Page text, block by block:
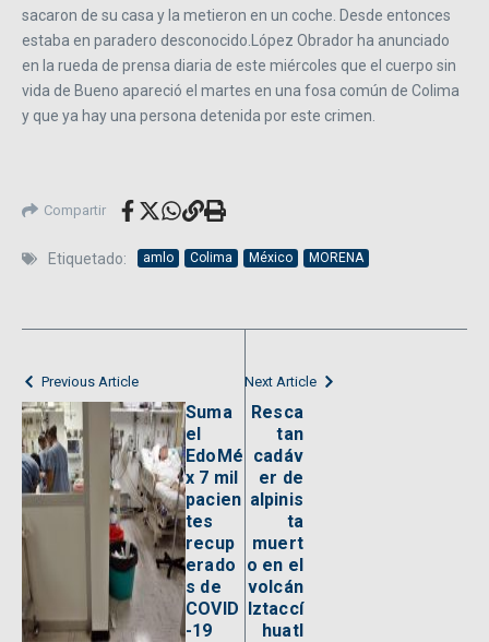
sacaron de su casa y la metieron en un coche. Desde entonces
estaba en paradero desconocido.López Obrador ha anunciado
en la rueda de prensa diaria de este miércoles que el cuerpo sin
vida de Bueno apareció el martes en una fosa común de Colima
y que ya hay una persona detenida por este crimen.
Compartir
Etiquetado: amlo Colima México MORENA
Previous Article
Suma
el
EdoMé
x 7 mil
pacien
tes
recup
erado
s de
COVID
-19
Next Article
Resca
tan
cadáv
er de
alpinis
ta
muert
o en el
volcán
Iztaccí
huatl